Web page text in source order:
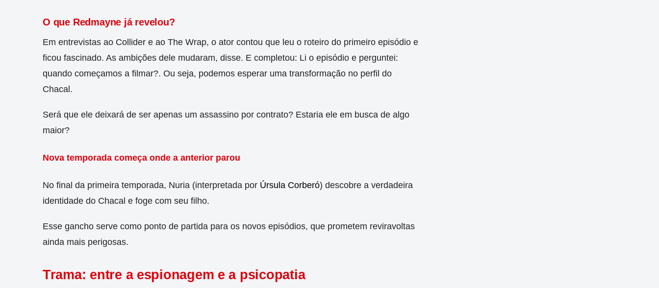
O que Redmayne já revelou?
Em entrevistas ao Collider e ao The Wrap, o ator contou que leu o roteiro do primeiro episódio e
ficou fascinado. As ambições dele mudaram, disse. E completou: Li o episódio e perguntei:
quando começamos a filmar?. Ou seja, podemos esperar uma transformação no perfil do
Chacal.
Será que ele deixará de ser apenas um assassino por contrato? Estaria ele em busca de algo
maior?
Nova temporada começa onde a anterior parou
No final da primeira temporada, Nuria (interpretada por Úrsula Corberó) descobre a verdadeira
identidade do Chacal e foge com seu filho.
Esse gancho serve como ponto de partida para os novos episódios, que prometem reviravoltas
ainda mais perigosas.
Trama: entre a espionagem e a psicopatia